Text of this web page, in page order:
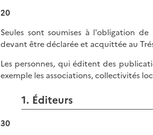
20
Seules sont soumises à l'obligation
devant être déclarée et acquittée au
Les personnes, qui éditent des
exemple les associations, collectivités
1. Éditeurs
30